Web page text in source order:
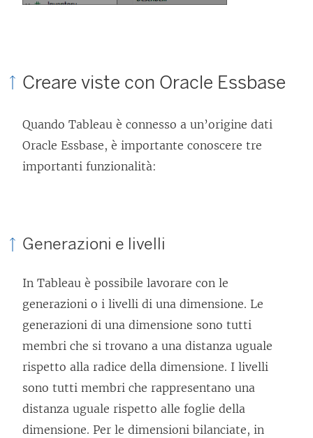
Creare viste con Oracle Essbase
Quando Tableau è connesso a un’origine dati
Oracle Essbase, è importante conoscere tre
importanti funzionalità:
Generazioni e livelli
In Tableau è possibile lavorare con le
generazioni o i livelli di una dimensione. Le
generazioni di una dimensione sono tutti
membri che si trovano a una distanza uguale
rispetto alla radice della dimensione. I livelli
sono tutti membri che rappresentano una
distanza uguale rispetto alle foglie della
dimensione. Per le dimensioni bilanciate, in